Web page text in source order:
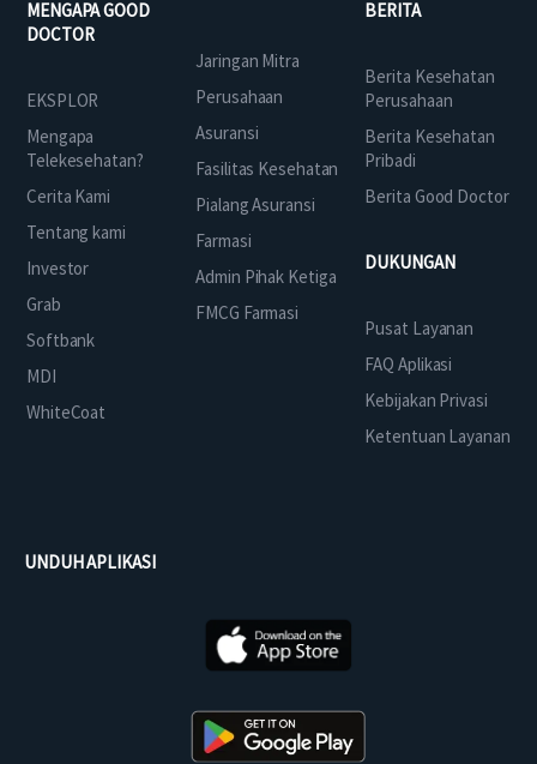
MENGAPA GOOD
DOCTOR
EKSPLOR
Mengapa
Telekesehatan?
Cerita Kami
Tentang kami
Investor
Grab
Softbank
MDI
WhiteCoat
Jaringan Mitra
Perusahaan
Asuransi
Fasilitas Kesehatan
Pialang Asuransi
Farmasi
Admin Pihak Ketiga
FMCG Farmasi
BERITA
Berita Kesehatan
Perusahaan
Berita Kesehatan
Pribadi
Berita Good Doctor
DUKUNGAN
Pusat Layanan
FAQ Aplikasi
Kebijakan Privasi
Ketentuan Layanan
UNDUH APLIKASI